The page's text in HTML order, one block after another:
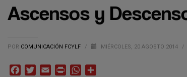
Ascensos y
POR COMUNICACIÓN FCYLF / MIÉRCOLES, 20 AGOSTO 2014 /
FacebookTwitterEmail Print WhatsApp